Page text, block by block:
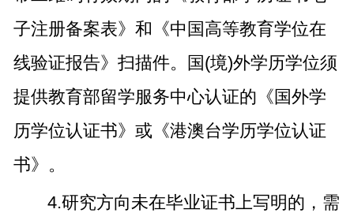
子注册备案表》和《中国高等教育学位在
线验证报告》扫描件。国(境)外学历学位须
提供教育部留学服务中心认证的《国外学
历学位认证书》或《港澳台学历学位认证
书》。
4.研究方向未在毕业证书上写明的，需